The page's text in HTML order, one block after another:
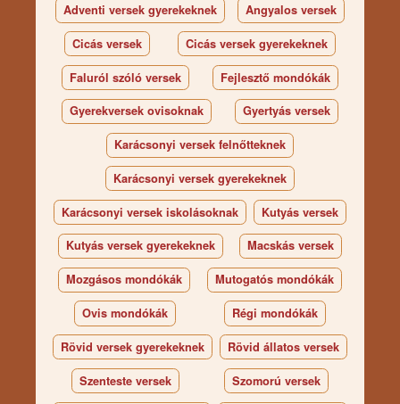
Adventi versek gyerekeknek Angyalos versek
Cicás versek Cicás versek gyerekeknek
Faluról szóló versek Fejlesztő mondókák
Gyerekversek ovisoknak Gyertyás versek
Karácsonyi versek felnőtteknek
Karácsonyi versek gyerekeknek
Karácsonyi versek iskolásoknak Kutyás versek
Kutyás versek gyerekeknek Macskás versek
Mozgásos mondókák Mutogatós mondókák
Ovis mondókák Régi mondókák
Rövid versek gyerekeknek Rövid állatos versek
Szenteste versek Szomorú versek